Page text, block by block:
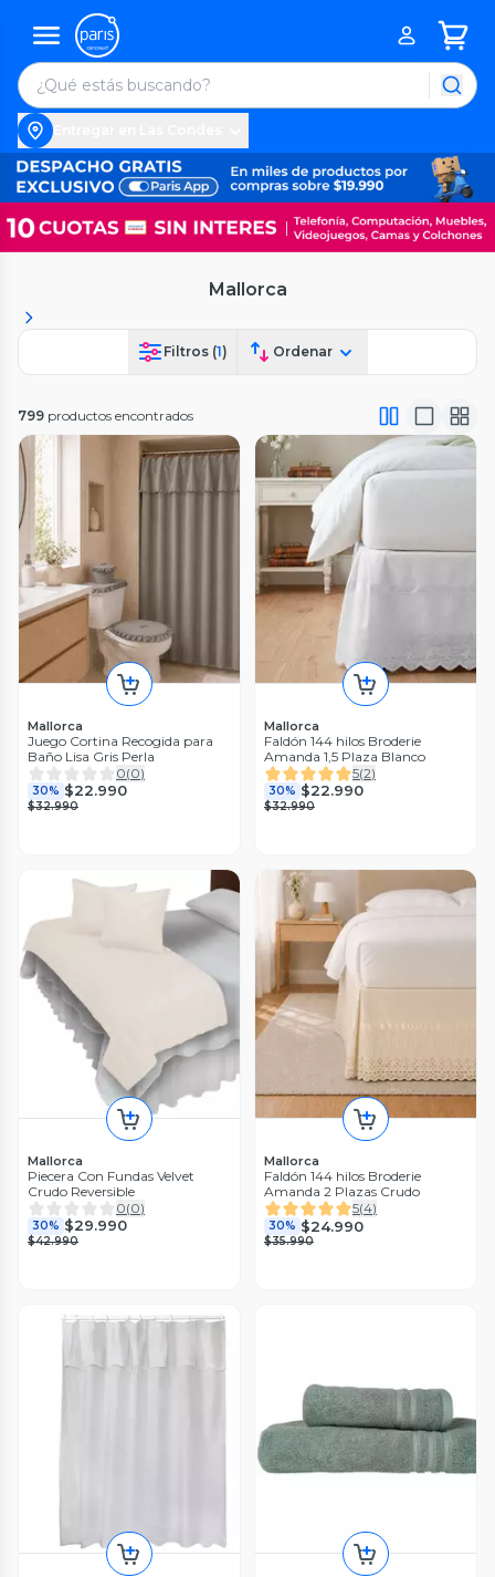
Mallorca
Filtros (1) Ordenar
799 productos encontrados
Mallorca
Juego Cortina Recogida para
Baño Lisa Gris Perla
0(0)
30% $22.990
$32.990
Mallorca
Faldón 144 hilos Broderie
Amanda 1,5 Plaza Blanco
5(2)
30% $22.990
$32.990
Mallorca
Piecera Con Fundas Velvet
Crudo Reversible
0(0)
30% $29.990
$42.990
Mallorca
Faldón 144 hilos Broderie
Amanda 2 Plazas Crudo
5(4)
30% $24.990
$35.990